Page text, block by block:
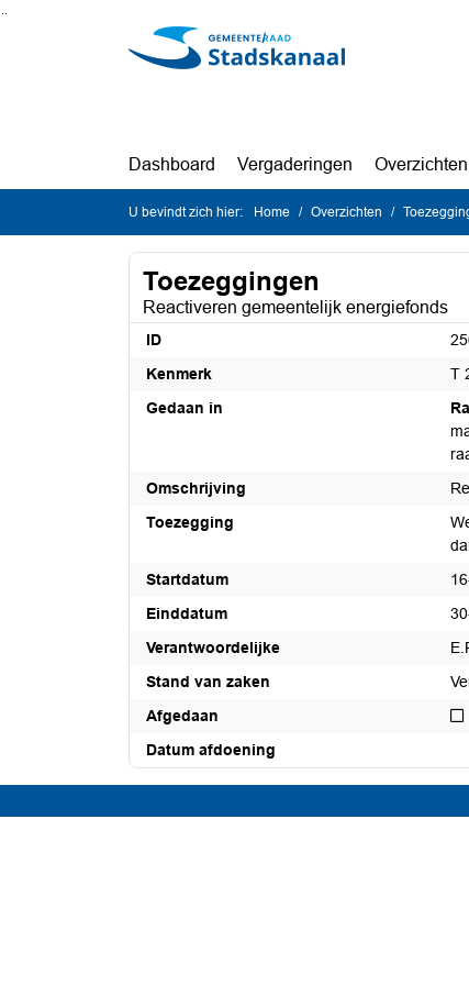
Ga naar de inhoud van deze pagina
Dashboard Vergaderingen Overzichten
U bevindt zich hier: Home Overzichten
Toezeggingen
Reactiveren gemeentelijk energiefonds
ID
Kenmerk
T
Gedaan in
Omschrijving
Toezegging
Startdatum
Einddatum
Verantwoordelijke
Stand van zaken
Afgedaan
Datum afdoening